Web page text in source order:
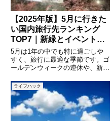
【2025年版】5月に行きた
い国内旅行先ランキング
TOP7｜新緑とイベントが
魅力の旅先を厳選！
5月は1年の中でも特に過ごしや
すく、旅行に最適な季節です。ゴ
ールデンウィークの連休や、新緑
じながら、非日常の体験ができる
時期でもあります。気候は安定
し、花や風景も美しく、アクティ
ブな旅にもゆったりとした癒しの
旅
ライフハック